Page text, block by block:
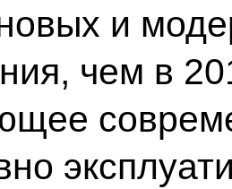
и
чем в